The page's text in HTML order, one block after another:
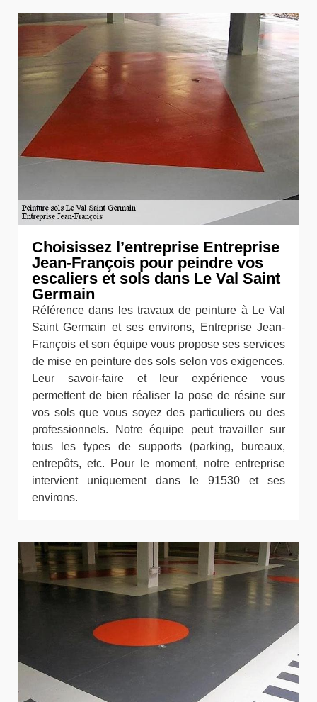
Choisissez l’entreprise Entreprise
Jean-François pour peindre vos
escaliers et sols dans Le Val Saint
Germain
Référence dans les travaux de peinture à Le Val
Saint Germain et ses environs, Entreprise Jean-
François et son équipe vous propose ses services
de mise en peinture des sols selon vos exigences.
Leur savoir-faire et leur expérience vous
permettent de bien réaliser la pose de résine sur
vos sols que vous soyez des particuliers ou des
professionnels. Notre équipe peut travailler sur
tous les types de supports (parking, bureaux,
entrepôts, etc. Pour le moment, notre entreprise
intervient uniquement dans le 91530 et ses
environs.